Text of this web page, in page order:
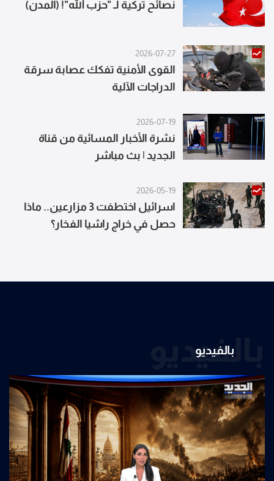
نصائح تركية لـ "حزب الله"! (المدن)
2026-07-27
القوى الأمنية تفكك عصابة سرقة
الدراجات الآلية
2026-07-19
نشرة الأخبار المسائية من قناة
الجديد | بث مباشر
2026-05-19
اسرائيل اختطفت 3 مزارعين.. ماذا
حصل في خراج راشيا الفخار؟
بالفيديو
بالفيديو